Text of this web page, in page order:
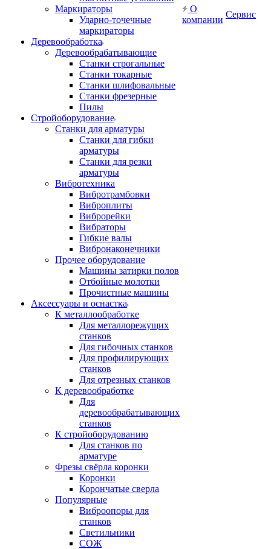
Маркираторы
Ударно-точечные
маркираторы
Деревообработка
Деревообрабатывающие
Станки строгальные
Станки токарные
Станки шлифовальные
Станки фрезерные
Пилы
Стройоборудование
Станки для арматуры
Станки для гибки
арматуры
Станки для резки
арматуры
Вибротехника
Вибротрамбовки
Виброплиты
Виброрейки
Вибраторы
Гибкие валы
Вибронаконечники
Прочее оборудование
Машины затирки полов
Отбойные молотки
Прочистные машины
Аксeccyapы и оснастка
К металлообработке
Для металлорежущих
станков
Для гибочных станков
Для профилирующих
станков
Для отрезных станков
К деревообработке
Для
деревообрабатывающих
станков
К стройоборудованию
Для станков по
арматуре
Фрезы свёрла коронки
Коронки
Корончатые сверла
Популярные
Виброопоры для
станков
Светильники
СОЖ
О
компании
Сервис